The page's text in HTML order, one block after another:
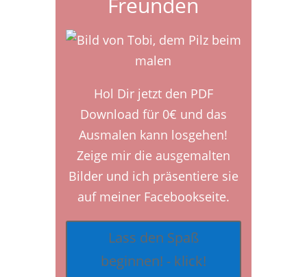
Hol Dir jetzt den PDF
Download für 0€ und das
Ausmalen kann losgehen!
Zeige mir die ausgemalten
Bilder und ich präsentiere sie
auf meiner Facebookseite.
Lass den Spaß
beginnen! - klick!